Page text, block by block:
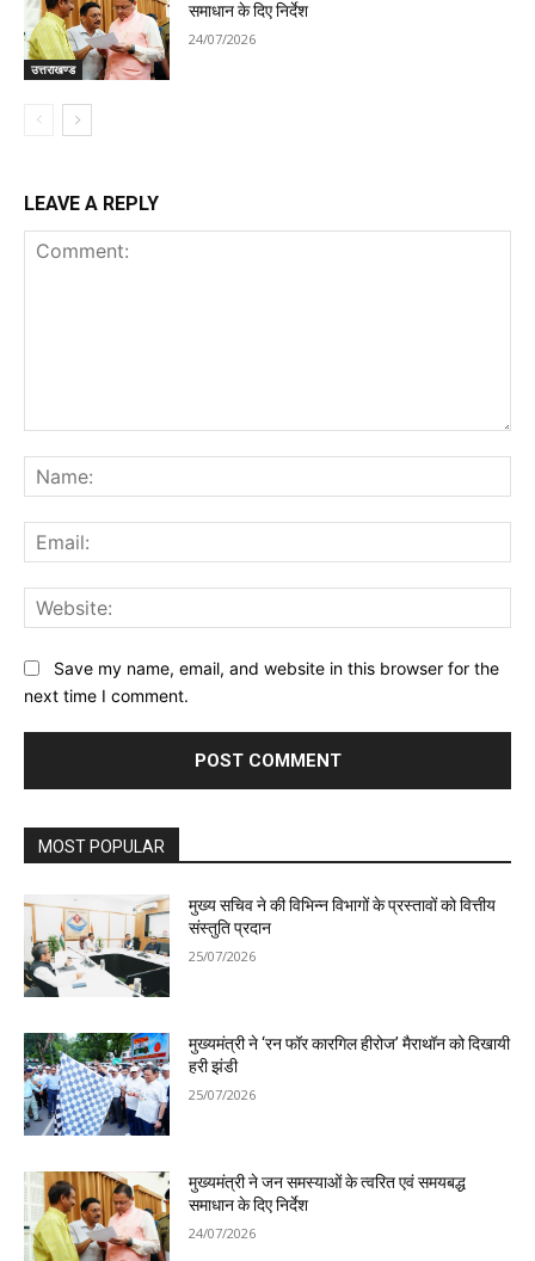
उत्तराखण्ड
समाधान के दिए निर्देश
24/07/2026
LEAVE A REPLY
Save my name, email, and website in this browser for the
next time I comment.
MOST POPULAR
मुख्य सचिव ने की विभिन्न विभागों के प्रस्तावों को वित्तीय
संस्तुति प्रदान
25/07/2026
मुख्यमंत्री ने ‘रन फॉर कारगिल हीरोज’ मैराथॉन को दिखायी
हरी झंडी
25/07/2026
मुख्यमंत्री ने जन समस्याओं के त्वरित एवं समयबद्ध
समाधान के दिए निर्देश
24/07/2026